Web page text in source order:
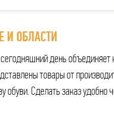
И ОБЛАСТИ
день объединяет
товары от
Сделать заказ удобно